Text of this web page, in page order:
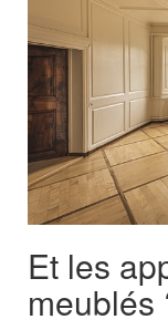
Et les
meublés